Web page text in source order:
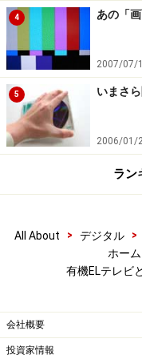
4 あの「
2007/07/
5 いまさ
2006/01/
ラン
All About > デジタル >
ホー
有機ELテレビ
会社概要
投資家情報